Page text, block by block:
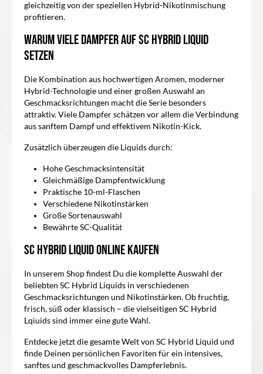
gleichzeitig von der speziellen Hybrid-Nikotinmischung
profitieren.
Warum viele Dampfer auf SC Hybrid Liquid
setzen
Die Kombination aus hochwertigen Aromen, moderner
Hybrid-Technologie und einer großen Auswahl an
Geschmacksrichtungen macht die Serie besonders
attraktiv. Viele Dampfer schätzen vor allem die Verbindung
aus sanftem Dampf und effektivem Nikotin-Kick.
Zusätzlich überzeugen die Liquids durch:
Hohe Geschmacksintensität
Gleichmäßige Dampfentwicklung
Praktische 10-ml-Flaschen
Verschiedene Nikotinstärken
Große Sortenauswahl
Bewährte SC-Qualität
SC Hybrid Liquid online kaufen
In unserem Shop findest Du die komplette Auswahl der
beliebten SC Hybrid Liquids in verschiedenen
Geschmacksrichtungen und Nikotinstärken. Ob fruchtig,
frisch, süß oder klassisch – die vielseitigen SC Hybrid
Lqiuids sind immer eine gute Wahl.
Entdecke jetzt die gesamte Welt von SC Hybrid Liquid und
finde Deinen persönlichen Favoriten für ein intensives,
sanftes und geschmackvolles Dampferlebnis.